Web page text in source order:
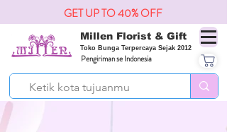
Millen Florist & Gift
Toko Bunga Terpercaya Sejak 2012
Pengiriman se Indonesia
GET UP TO 40% OFF